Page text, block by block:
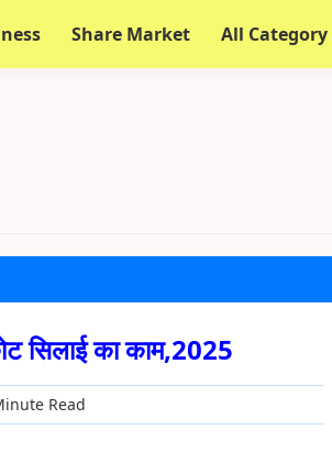
Share Market All Category
सिलाई का काम,2025
Read